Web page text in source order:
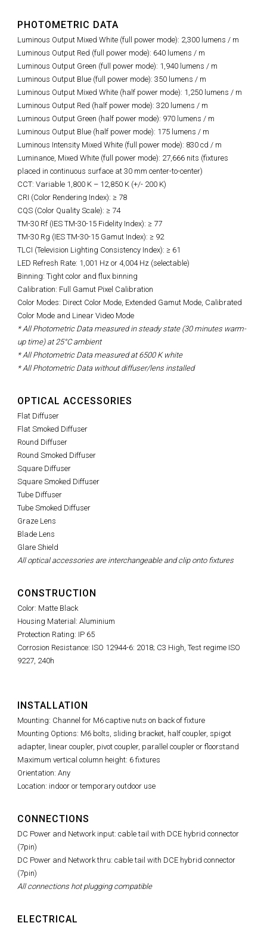
PHOTOMETRIC DATA
Luminous Output Mixed White (full power mode): 2,300 lumens / m
Luminous Output Red (full power mode): 640 lumens / m
Luminous Output Green (full power mode): 1,940 lumens / m
Luminous Output Blue (full power mode): 350 lumens / m
Luminous Output Mixed White (half power mode): 1,250 lumens / m
Luminous Output Red (half power mode): 320 lumens / m
Luminous Output Green (half power mode): 970 lumens / m
Luminous Output Blue (half power mode): 175 lumens / m
Luminous Intensity Mixed White (full power mode): 830 cd / m
Luminance, Mixed White (full power mode): 27,666 nits (fixtures
placed in continuous surface at 30 mm center-to-center)
CCT: Variable 1,800 K – 12,850 K (+/- 200 K)
CRI (Color Rendering Index): ≥ 78
CQS (Color Quality Scale): ≥ 74
TM-30 Rf (IES TM-30-15 Fidelity Index): ≥ 77
TM-30 Rg (IES TM-30-15 Gamut Index): ≥ 92
TLCI (Television Lighting Consistency Index): ≥ 61
LED Refresh Rate: 1,001 Hz or 4,004 Hz (selectable)
Binning: Tight color and flux binning
Calibration: Full Gamut Pixel Calibration
Color Modes: Direct Color Mode, Extended Gamut Mode, Calibrated
Color Mode and Linear Video Mode
* All Photometric Data measured in steady state (30 minutes warm-
up time) at 25°C ambient
* All Photometric Data measured at 6500 K white
* All Photometric Data without diffuser/lens installed
OPTICAL ACCESSORIES
Flat Diffuser
Flat Smoked Diffuser
Round Diffuser
Round Smoked Diffuser
Square Diffuser
Square Smoked Diffuser
Tube Diffuser
Tube Smoked Diffuser
Graze Lens
Blade Lens
Glare Shield
All optical accessories are interchangeable and clip onto fixtures
CONSTRUCTION
Color: Matte Black
Housing Material: Aluminium
Protection Rating: IP 65
Corrosion Resistance: ISO 12944-6: 2018; C3 High, Test regime ISO
9227, 240h
INSTALLATION
Mounting: Channel for M6 captive nuts on back of fixture
Mounting Options: M6 bolts, sliding bracket, half coupler, spigot
adapter, linear coupler, pivot coupler, parallel coupler or floorstand
Maximum vertical column height: 6 fixtures
Orientation: Any
Location: indoor or temporary outdoor use
CONNECTIONS
DC Power and Network input: cable tail with DCE hybrid connector
(7pin)
DC Power and Network thru: cable tail with DCE hybrid connector
(7pin)
All connections hot plugging compatible
ELECTRICAL